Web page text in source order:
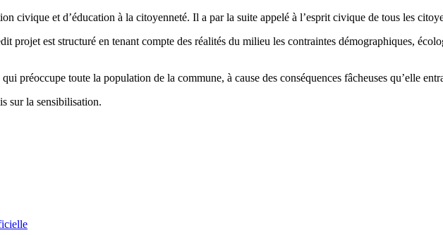
civique et d’éducation à la citoyenneté. Il a par la suite appelé à l’esprit civique de tous les
est structuré en tenant compte des réalités du milieu les contraintes démographiques,
préoccupe toute la population de la commune, à cause des conséquences fâcheuses qu’elle
sur la sensibilisation.